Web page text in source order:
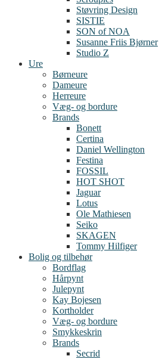
Støvring Design
SISTIE
SON of NOA
Susanne Friis Bjørner
Studio Z
Ure
Børneure
Dameure
Herreure
Væg- og bordure
Brands
Bonett
Certina
Daniel Wellington
Festina
FOSSIL
HOT SHOT
Jaguar
Lotus
Ole Mathiesen
Seiko
SKAGEN
Tommy Hilfiger
Bolig og tilbehør
Bordflag
Hårpynt
Julepynt
Kay Bojesen
Kortholder
Væg- og bordure
Smykkeskrin
Brands
Secrid